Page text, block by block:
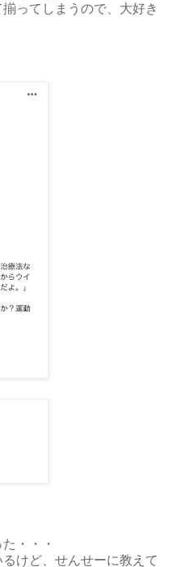
ってしまうので、大好き
・・・
けど、せんせーに教えて